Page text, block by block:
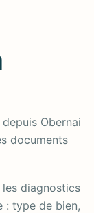
Obernai
documents
diagnostics
: type de bien,